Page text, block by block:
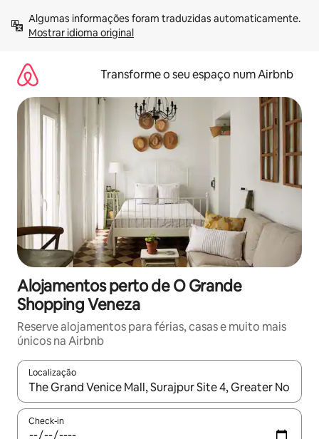
para
Mostrar idioma original
Transforme o seu espaço num Airbnb
Alojamentos perto de O Grande
Shopping Veneza
Reserve alojamentos para férias, casas e muito mais
únicos na Airbnb
Localização
Quando os resultados estiverem disponíveis, navegue com
Check-in